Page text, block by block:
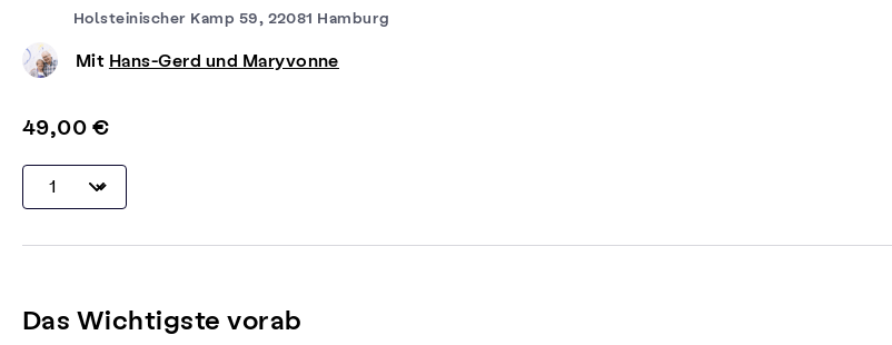
Holsteinischer Kamp 59, 22081 Hamburg
Mit Hans-Gerd und Maryvonne
49,00 €
Das Wichtigste vorab